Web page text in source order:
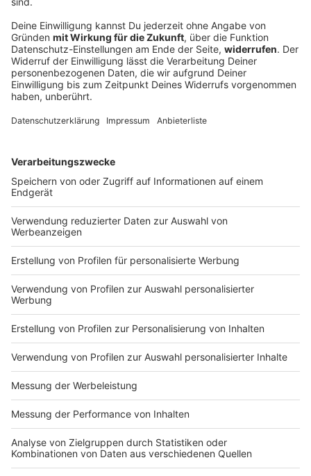
Bis zu 36 Grad - vereinzelt kräftige Gewitter
für Bayern
Viel Sonne und Temperaturen bis zu 36 Grad
bestimmen den Wochenstart in Bayern. Im
Starkregen und Sturmböen möglich.
DEINE GEMERKTEN ARTIKEL
Du hast dir noch keine Artikel gemerkt
Markiere sie hierfür mit einem
Impressum
Nutzungsbedingungen
Jobs
Kontakt
Studio-Hotline
Newsletter